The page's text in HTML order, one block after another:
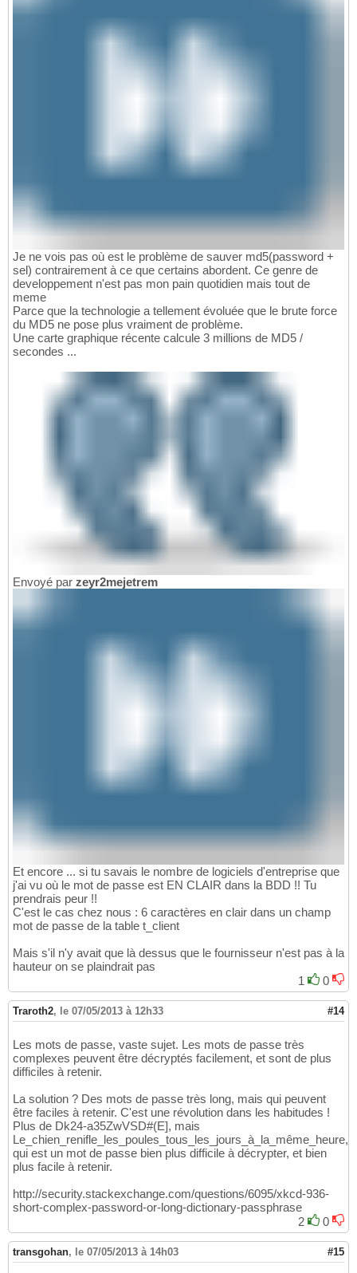
Je ne vois pas où est le problème de sauver md5(password +
sel) contrairement à ce que certains abordent. Ce genre de
developpement n'est pas mon pain quotidien mais tout de
meme
Parce que la technologie a tellement évoluée que le brute force
du MD5 ne pose plus vraiment de problème.
Une carte graphique récente calcule 3 millions de MD5 /
secondes ...
Envoyé par zeyr2mejetrem
Et encore ... si tu savais le nombre de logiciels d'entreprise que
j'ai vu où le mot de passe est EN CLAIR dans la BDD !! Tu
prendrais peur !!
C'est le cas chez nous : 6 caractères en clair dans un champ
mot de passe de la table t_client
Mais s'il n'y avait que là dessus que le fournisseur n'est pas à la
hauteur on se plaindrait pas
1
0
Traroth2, le 07/05/2013 à 12h33 #14
Les mots de passe, vaste sujet. Les mots de passe très
complexes peuvent être décryptés facilement, et sont de plus
difficiles à retenir.
La solution ? Des mots de passe très long, mais qui peuvent
être faciles à retenir. C'est une révolution dans les habitudes !
Plus de Dk24-a35ZwVSD#(E], mais
Le_chien_renifle_les_poules_tous_les_jours_à_la_même_heure,
qui est un mot de passe bien plus difficile à décrypter, et bien
plus facile à retenir.
http://security.stackexchange.com/questions/6095/xkcd-936-
short-complex-password-or-long-dictionary-passphrase
2
0
transgohan, le 07/05/2013 à 14h03 #15